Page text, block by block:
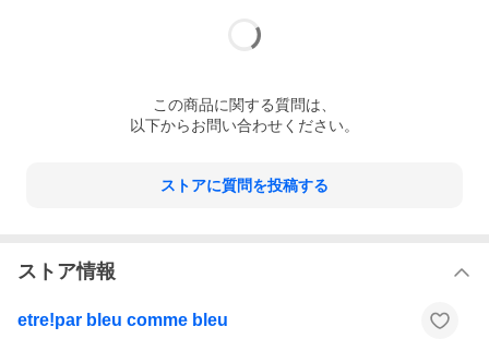
この商品に関する質問は、
以下からお問い合わせください。
ストアに質問を投稿する
ストア情報
etre!par bleu comme bleu